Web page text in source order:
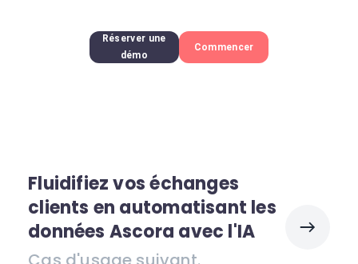
Réserver une
démo
Commencer
Fluidifiez vos échanges
clients en automatisant les
données Ascora avec l'IA